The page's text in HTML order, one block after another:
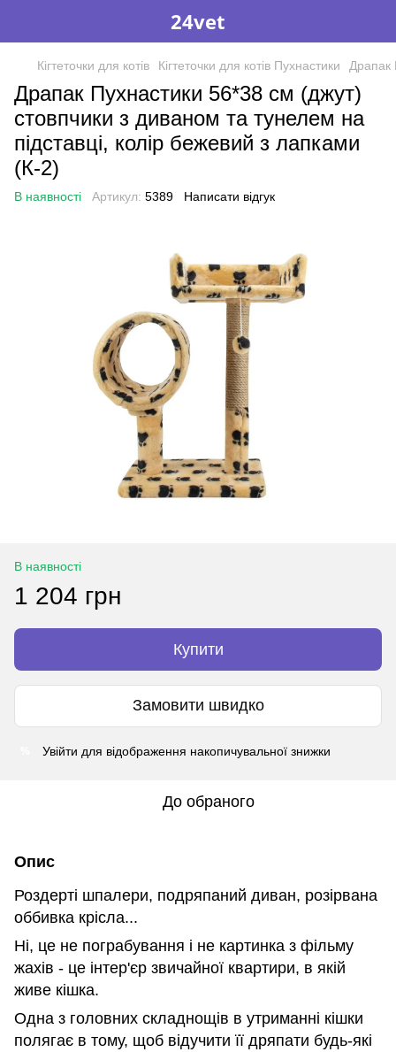
24vet
Кігтеточки для котів Кігтеточки для котів Пухнастики Драпак
Драпак Пухнастики 56*38 см (джут)
стовпчики з диваном та тунелем на
підставці, колір бежевий з лапками
(К-2)
В наявності Артикул: 5389 Написати відгук
В наявності
1 204 грн
Купити
Замовити швидко
Увійти для відображення накопичувальної знижки
До обраного
Опис
Роздерті шпалери, подряпаний диван, розірвана
оббивка крісла...
Ні, це не пограбування і не картинка з фільму
жахів - це інтер'єр звичайної квартири, в якій
живе кішка.
Одна з головних складнощів в утриманні кішки
полягає в тому, щоб відучити її дряпати будь-які